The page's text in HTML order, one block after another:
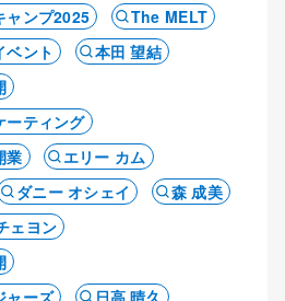
ャンプ2025
The MELT
ベント
本田 望結
ーティング
業
エリー カム
ダニー オシェイ
森 成美
ェヨン
ャーズ
日高 晴久